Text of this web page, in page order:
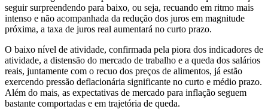
seguir surpreendendo para baixo, ou seja, recuando em ritmo mais
intenso e não acompanhada da redução dos juros em magnitude
próxima, a taxa de juros real aumentará no curto prazo.
O baixo nível de atividade, confirmada pela piora dos indicadores de
atividade, a distensão do mercado de trabalho e a queda dos salários
reais, juntamente com o recuo dos preços de alimentos, já estão
exercendo pressão deflacionária significante no curto e médio prazo.
Além do mais, as expectativas de mercado para inflação seguem
bastante comportadas e em trajetória de queda.